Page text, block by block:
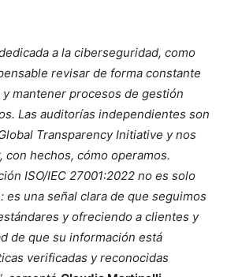
a la ciberseguridad, como
revisar de forma constante
mantener procesos de gestión
Las auditorías independientes son
Transparency Initiative y nos
con hechos, cómo operamos.
ISO/IEC 27001:2022 no es solo
es una señal clara de que seguimos
y ofreciendo a clientes y
de que su información está
verificadas y reconocidas